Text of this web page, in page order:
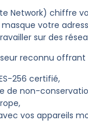
Network) chiffre
votre
sur des
reconnu offrant
256 certifié,
de non-
vos appareils